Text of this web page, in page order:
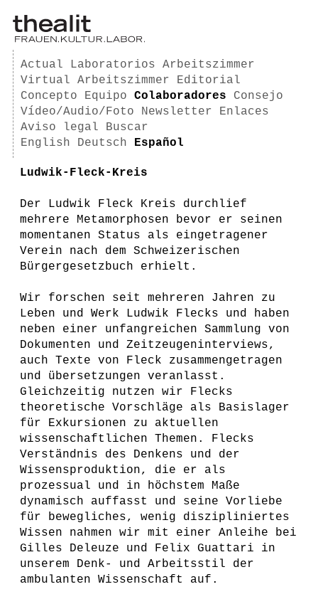
Actual Laboratorios
Arbeitszimmer
Virtual Arbeitszimmer
Editorial
Concepto
Equipo Colaboradores
Consejo
Vídeo/Audio/Foto
Newsletter
Enlaces
Aviso legal
Buscar
English
Deutsch Español
Ludwik-Fleck-Kreis
Der Ludwik Fleck Kreis durchlief
mehrere Metamorphosen bevor er seinen
momentanen Status als eingetragener
Verein nach dem Schweizerischen
Bürgergesetzbuch erhielt.
Wir forschen seit mehreren Jahren zu
Leben und Werk Ludwik Flecks und haben
neben einer unfangreichen Sammlung von
Dokumenten und Zeitzeugeninterviews,
auch Texte von Fleck zusammengetragen
und übersetzungen veranlasst.
Gleichzeitig nutzen wir Flecks
theoretische Vorschläge als Basislager
für Exkursionen zu aktuellen
wissenschaftlichen Themen. Flecks
Verständnis des Denkens und der
Wissensproduktion, die er als
prozessual und in höchstem Maße
dynamisch auffasst und seine Vorliebe
für bewegliches, wenig diszipliniertes
Wissen nahmen wir mit einer Anleihe bei
Gilles Deleuze und Felix Guattari in
unserem Denk- und Arbeitsstil der
ambulanten Wissenschaft auf.